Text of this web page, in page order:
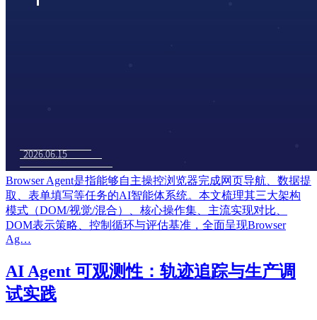
Browser Agent是指能够自主操控浏览器完成网页导航、数据提
取、表单填写等任务的AI智能体系统。本文梳理其三大架构
模式（DOM/视觉/混合）、核心操作集、主流实现对比、
DOM表示策略、控制循环与评估基准，全面呈现Browser
Ag…
AI Agent 可观测性：轨迹追踪与生产调
试实践